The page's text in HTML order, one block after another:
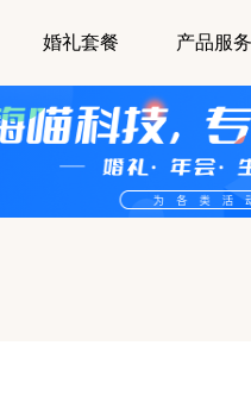
婚礼套餐 产品服务